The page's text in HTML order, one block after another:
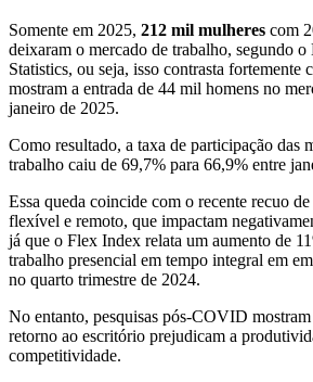
Somente em 2025, 212 mil mulheres com
deixaram o mercado de trabalho, segundo
Statistics, ou seja, isso contrasta fortemente
mostram a entrada de 44 mil homens no
janeiro de 2025.
Como resultado, a taxa de participação das
trabalho caiu de 69,7% para 66,9% entre
Essa queda coincide com o recente recuo
flexível e remoto, que impactam
já que o Flex Index relata um aumento de
trabalho presencial em tempo integral em
no quarto trimestre de 2024.
No entanto, pesquisas pós-COVID
retorno ao escritório prejudicam a
competitividade.